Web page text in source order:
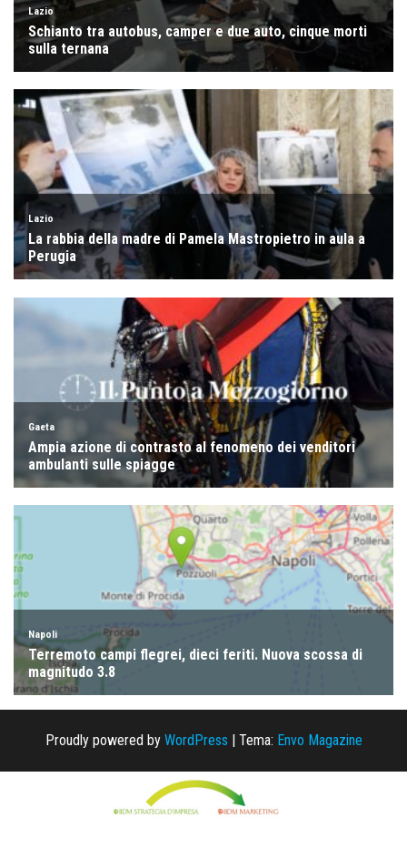
Proudly powered by WordPress | Tema: Envo Magazine